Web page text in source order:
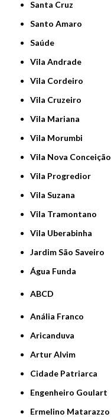
Santa Cruz
Santo Amaro
Saúde
Vila Andrade
Vila Cordeiro
Vila Cruzeiro
Vila Mariana
Vila Morumbi
Vila Nova Conceição
Vila Progredior
Vila Suzana
Vila Tramontano
Vila Uberabinha
jardim São Saveiro
Água Funda
ABCD
Anália Franco
Aricanduva
Artur Alvim
Cidade Patriarca
Engenheiro Goulart
Ermelino Matarazzo